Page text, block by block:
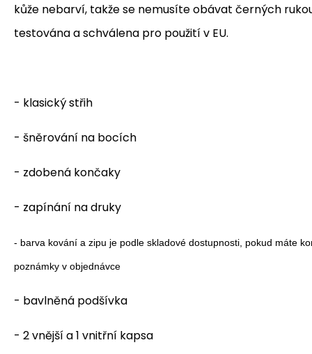
kůže nebarví, takže se nemusíte obávat černých
testována a schválena pro použití v EU.
- klasický střih
- šněrování na bocích
- zdobená končaky
- zapínání na druky
- barva kování a zipu je podle skladové dostupnosti, pokud máte
poznámky v objednávce
- bavlněná podšívka
- 2 vnější a 1 vnitřní kapsa